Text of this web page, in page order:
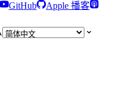
GitHub
Apple 播客